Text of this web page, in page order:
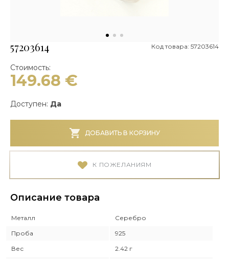
57203614 Код товара: 57203614
Стоимость:
149.68 €
Доступен: Да
ДОБАВИТЬ В КОРЗИНУ
К ПОЖЕЛАНИЯМ
Описание товара
Металл
Серебро
Проба
925
Вес
2.42 г